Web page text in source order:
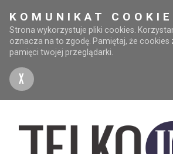
KOMUNIKAT
Strona wykorzystuje pliki cookies.
oznacza na to zgodę. Pamiętaj, że cookies
pamięci twojej przeglądarki.
X